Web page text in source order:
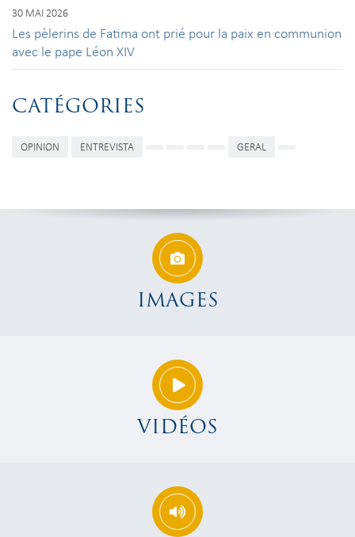
30 MAI 2026
Les pèlerins de Fatima ont prié pour la paix en communion
avec le pape Léon XIV
CATÉGORIES
OPINION ENTREVISTA GERAL
IMAGES
VIDÉOS